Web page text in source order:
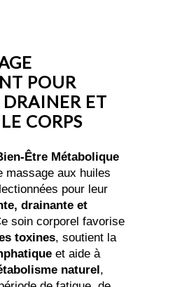
POUR
ET
CORPS
Être Métabolique
massage aux huiles
pour leur
drainante et
soin corporel favorise
toxines, soutient la
et aide à
naturel ,